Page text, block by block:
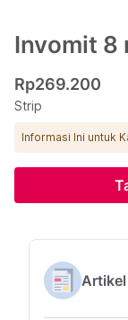
Invomit 8
Rp269.200
Strip
Informasi Ini untuk